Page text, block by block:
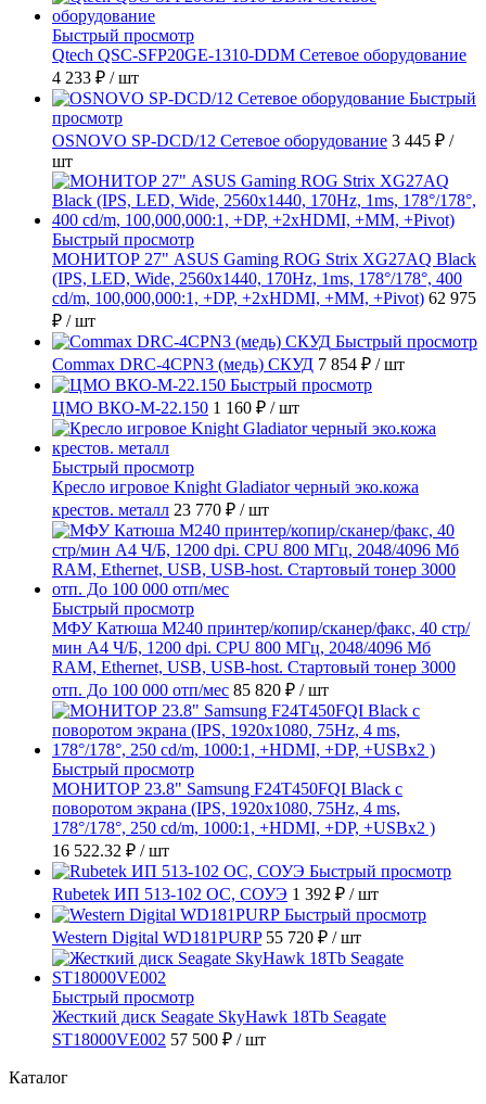
Быстрый просмотр
Qtech QSC-SFP20GE-1310-DDM Сетевое оборудование
4 233 ₽ / шт
Быстрый
просмотр
OSNOVO SP-DCD/12 Сетевое оборудование 3 445 ₽ /
шт
Быстрый просмотр
МОНИТОР 27" ASUS Gaming ROG Strix XG27AQ Black
(IPS, LED, Wide, 2560x1440, 170Hz, 1ms, 178°/178°, 400
cd/m, 100,000,000:1, +DP, +2хHDMI, +MM, +Pivot) 62 975
₽ / шт
Быстрый просмотр
Commax DRC-4CPN3 (медь) СКУД 7 854 ₽ / шт
Быстрый просмотр
ЦМО ВКО-М-22.150 1 160 ₽ / шт
Быстрый просмотр
Кресло игровое Knight Gladiator черный эко.кожа
крестов. металл 23 770 ₽ / шт
Быстрый просмотр
МФУ Катюша M240 принтер/копир/сканер/факс, 40 стр/
мин А4 Ч/Б, 1200 dpi. CPU 800 МГц, 2048/4096 Мб
RAM, Ethernet, USB, USB-host. Стартовый тонер 3000
отп. До 100 000 отп/мес 85 820 ₽ / шт
Быстрый просмотр
МОНИТОР 23.8" Samsung F24T450FQI Black с
поворотом экрана (IPS, 1920x1080, 75Hz, 4 ms,
178°/178°, 250 cd/m, 1000:1, +HDMI, +DP, +USBx2 )
16 522.32 ₽ / шт
Быстрый просмотр
Rubetek ИП 513-102 ОС, СОУЭ 1 392 ₽ / шт
Быстрый просмотр
Western Digital WD181PURP 55 720 ₽ / шт
Быстрый просмотр
Жесткий диск Seagate SkyHawk 18Tb Seagate
ST18000VE002 57 500 ₽ / шт
Каталог